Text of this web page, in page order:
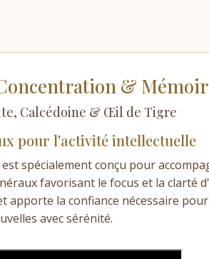
&
Calcédoine & Œil de Tigre
pour l'activité intellectuelle
spécialement conçu pour
favorisant le focus et la clarté
apporte la confiance nécessaire
avec sérénité.